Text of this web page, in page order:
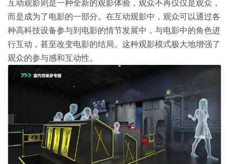
互动观影则是一种全新的观影体验，观众不再仅仅是观众，
而是成为了电影的一部分。在互动观影中，观众可以通过各
种高科技设备参与到电影的情节发展中，与电影中的角色进
行互动，甚至改变电影的结局。这种观影模式极大地增强了
观众的参与感和互动性。